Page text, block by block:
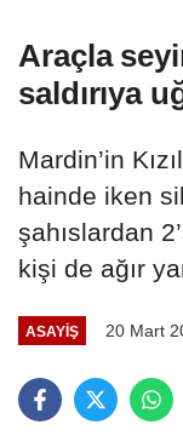
Araçla
saldırıya
Mardin’in
hainde iken
şahıslardan
kişi de ağır
ASAYIŞ 20 Mart